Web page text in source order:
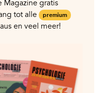
Magazine gratis
tot alle
premium
en veel meer!